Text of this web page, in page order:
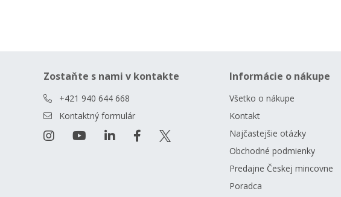
Zostaňte s nami v kontakte
+421 940 644 668
Kontaktný formulár
Informácie o nákupe
Všetko o nákupe
Kontakt
Najčastejšie otázky
Obchodné podmienky
Predajne Českej mincovne
Poradca